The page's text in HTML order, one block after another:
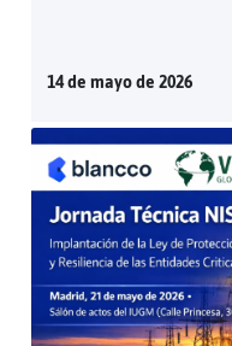
14 de mayo de 2026